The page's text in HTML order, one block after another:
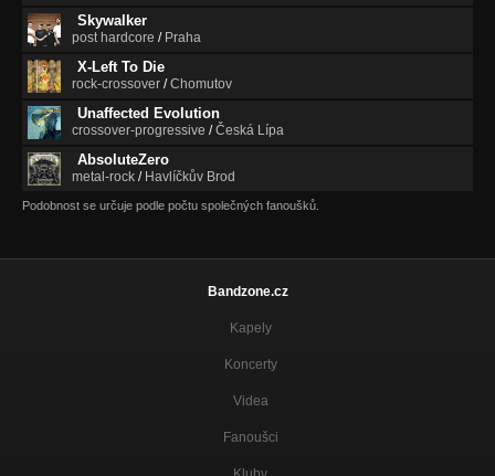
Skywalker
post hardcore / Praha
X-Left To Die
rock-crossover /Chomutov
Unaffected Evolution
crossover-progressive /Česká Lípa
AbsoluteZero
metal-rock / Havlíčkův Brod
Podobnost se určuje podle počtu společných fanoušků.
Bandzone.cz
Kapely
Koncerty
Videa
Fanoušci